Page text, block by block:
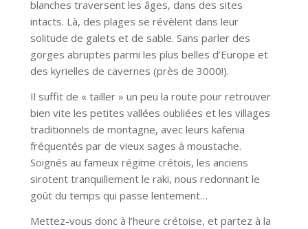
blanches traversent les âges, dans des sites
intacts. Là, des plages se révèlent dans leur
solitude de galets et de sable. Sans parler des
gorges abruptes parmi les plus belles d’Europe et
des kyrielles de cavernes (près de 3000!).
Il suffit de « tailler » un peu la route pour retrouver
bien vite les petites vallées oubliées et les villages
traditionnels de montagne, avec leurs kafenia
fréquentés par de vieux sages à moustache.
Soignés au fameux régime crétois, les anciens
sirotent tranquillement le raki, nous redonnant le
goût du temps qui passe lentement…
Mettez-vous donc à l’heure crétoise, et partez à la